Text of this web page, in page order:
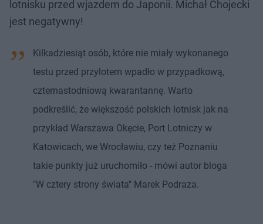
lotnisku przed wjazdem do Japonii. Michał Chojecki
jest negatywny!
Kilkadziesiąt osób, które nie miały wykonanego
testu przed przylotem wpadło w przypadkową,
czternastodniową kwarantannę. Warto
podkreślić, że większość polskich lotnisk jak na
przykład Warszawa Okęcie, Port Lotniczy w
Katowicach, we Wrocławiu, czy też Poznaniu
takie punkty już uruchomiło - mówi autor bloga
"W cztery strony świata" Marek Podraza.